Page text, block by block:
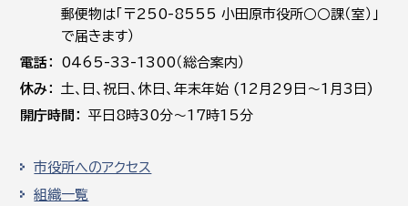
郵便物は「〒250-8555 小田原市役所○○課（室）」
で届きます）
電話
0465-33-1300（総合案内）
休み
土､日､祝日、休日、年末年始 (12月29日～1月3日)
開庁時間
平日8時30分～17時15分
市役所へのアクセス
組織一覧